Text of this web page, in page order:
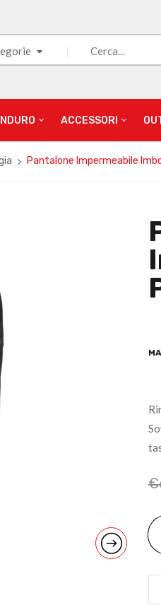
ACCESSORI
Pantalone Impermeabile
€